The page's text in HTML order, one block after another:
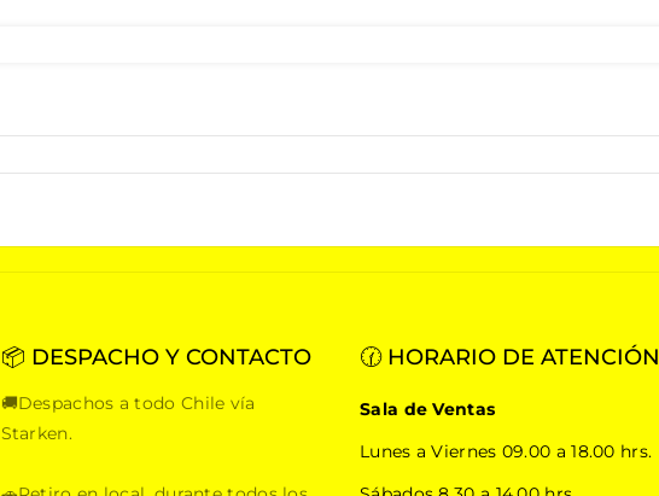
📦 DESPACHO Y CONTACTO
🚚Despachos a todo Chile vía
Starken.
🕜 HORARIO DE ATENCIÓN
Sala de Ventas
Lunes a Viernes 09.00 a 18.00 hrs.